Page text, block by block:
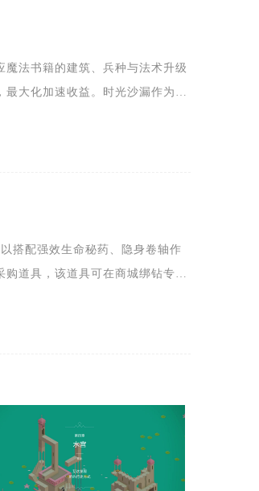
法书籍的建筑、兵种与法术升级
大化加速收益。时光沙漏作为持
于家乡与建筑大师基地内绝大多
搭配强效生命秘药、隐身卷轴作
购道具，该道具可在商城绑钻专
PK值，快速解除红名带来的属